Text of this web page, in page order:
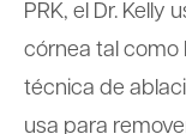
PRK, el Dr. Kelly
córnea tal como
técnica de
usa para